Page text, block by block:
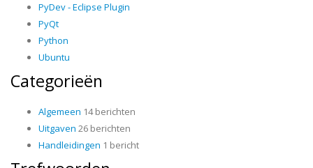
PyDev - Eclipse Plugin
PyQt
Python
Ubuntu
Categorieën
Algemeen 14 berichten
Uitgaven 26 berichten
Handleidingen 1 bericht